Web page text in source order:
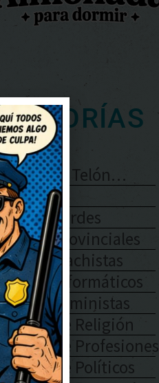
Abre El Telón…
Verdes
Provinciales
Machistas
Chistes Informáticos
Feministas
De Religión
De Profesiones
De Políticos